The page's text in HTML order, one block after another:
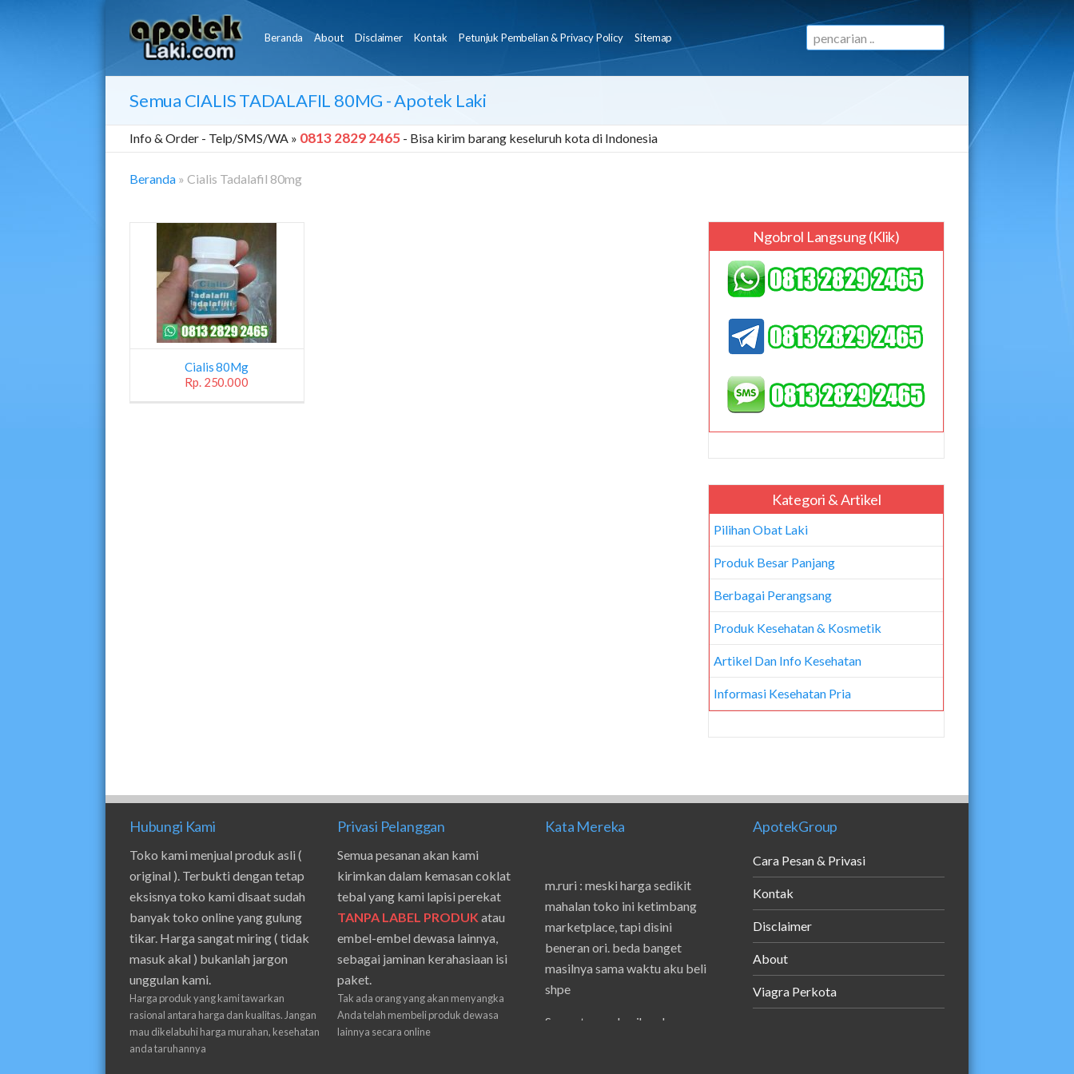
Beranda About Disclaimer Kontak Petunjuk Pembelian & Privacy Policy Sitemap
Semua CIALIS TADALAFIL 80MG - Apotek Laki
Info & Order - Telp/SMS/WA » 0813 2829 2465 - Bisa kirim barang keseluruh kota di Indonesia
Beranda » Cialis Tadalafil 80mg
Tadalafil
80mg
Cialis 80Mg
Rp. 250.000
Ngobrol Langsung (klik)
Kategori & Artikel
Pilihan Obat Laki
Produk Besar Panjang
Berbagai Perangsang
Produk Kesehatan & Kosmetik
Artikel Dan Info Kesehatan
Informasi Kesehatan Pria
Hubungi Kami
Toko kami menjual produk asli (
original ). Terbukti dengan tetap
eksisnya toko kami disaat sudah
banyak toko online yang gulung
tikar. Harga sangat miring ( tidak
masuk akal ) bukanlah jargon
unggulan kami.
Harga produk yang kami tawarkan
rasional antara harga dan kualitas. Jangan
mau dikelabuhi harga murahan, kesehatan
anda taruhannya
Privasi Pelanggan
Semua pesanan akan kami
kirimkan dalam kemasan coklat
tebal yang kami lapisi perekat
TANPA LABEL PRODUKatau
embel-embel dewasa lainnya,
sebagai jaminan kerahasiaan isi
paket.
Tak ada orang yang akan menyangka
Anda telah membeli produk dewasa
lainnya secara online
Kata Mereka
m.ruri : meski harga sedikit
mahalan toko ini ketimbang
marketplace, tapi disini
beneran ori. beda banget
masilnya sama waktu aku beli
shpe
Suwanto : makasih pak.
ApotekGroup
Cara Pesan & Privasi
Kontak
Disclaimer
About
Viagra Perkota